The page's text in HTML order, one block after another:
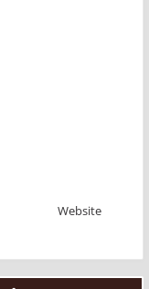
Website